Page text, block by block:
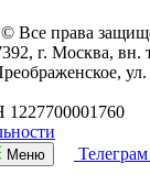
права
г. Москва, вн.
ул.
Меню Телеграм